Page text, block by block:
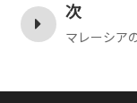
次
マレーシア